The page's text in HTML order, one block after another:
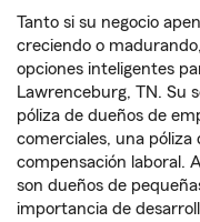
Tanto si su negocio
creciendo o
opciones inteligentes
Lawrenceburg, TN. Su
póliza de dueños de
comerciales, una póliza
compensación laboral.
son dueños de
importancia de